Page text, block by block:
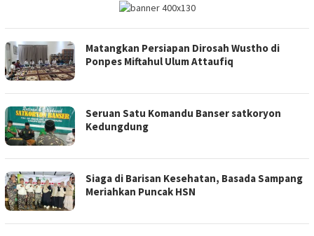
Matangkan Persiapan Dirosah Wustho di
Ponpes Miftahul Ulum Attaufiq
Seruan Satu Komandu Banser satkoryon
Kedungdung
Siaga di Barisan Kesehatan, Basada Sampang
Meriahkan Puncak HSN